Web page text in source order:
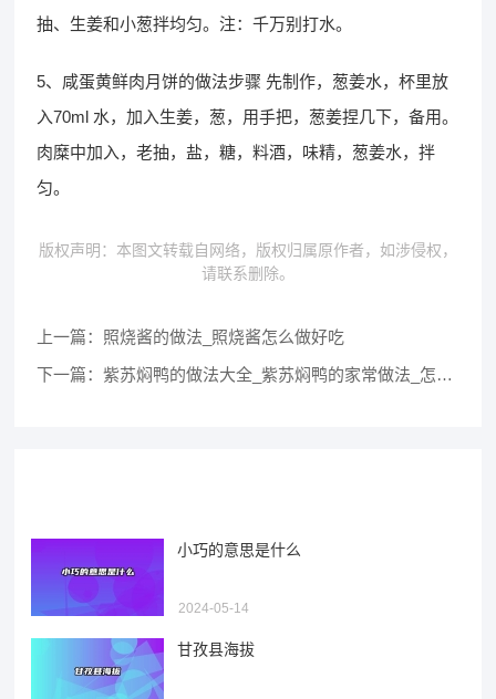
抽、生姜和小葱拌均匀。注：千万别打水。
5、咸蛋黄鲜肉月饼的做法步骤 先制作，葱姜水，杯里放
入70ml 水，加入生姜，葱，用手把，葱姜捏几下，备用。
肉糜中加入，老抽，盐，糖，料酒，味精，葱姜水，拌
匀。
版权声明：本图文转载自网络，版权归属原作者，如涉侵权，
请联系删除。
上一篇： 照烧酱的做法_照烧酱怎么做好吃
下一篇：紫苏焖鸭的做法大全_紫苏焖鸭的家常做法_怎么做好吃.
小巧的意思是什么
2024-05-14
甘孜县海拔